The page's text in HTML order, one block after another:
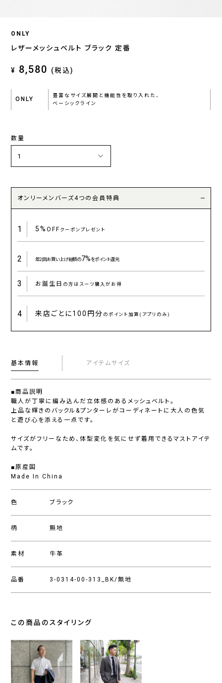
ONLY
レザーメッシュベルト ブラック 定番
¥ 8,580 (税込)
ONLY
豊富なサイズ展開と機能性を取り入れた、
ベーシックライン
数量
オンリーメンバーズ4つの会員特典
1 5%OFFクーポンプレゼント
2 年2回お買い上げ総額の7%をポイント還元
3 お誕生日 の方はスーツ購入がお得
4 来店ごとに100円分 のポイント加算(アプリのみ)
基本情報 アイテムサイズ
■商品説明
職人が丁寧に編み込んだ立体感のあるメッシュベルト。
上品な輝きのバックル&プンターレがコーディネートに大人の色気
と遊び心を添える一点です。
サイズがフリーなため、体型変化を気にせず着用できるマストアイテ
ムです。
■原産国
Made In China
色 ブラック
柄 無地
素材 牛革
品番 3-0314-00-313_BK/無地
この商品のスタイリング